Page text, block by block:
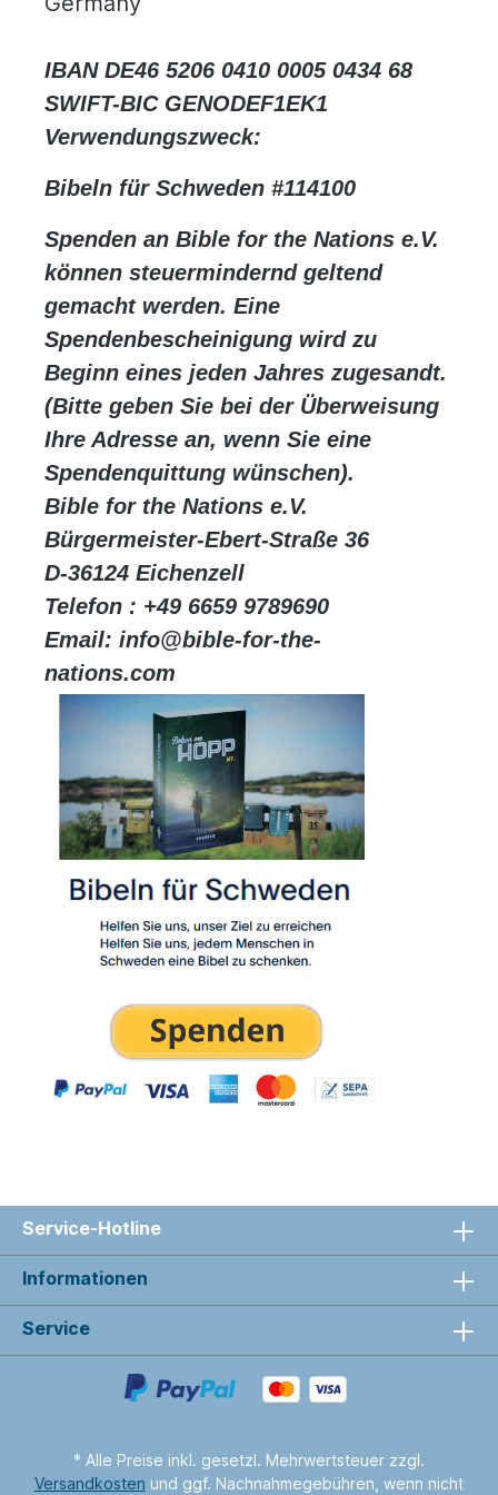
IBAN DE46 5206 0410 0005 0434 68
SWIFT-BIC GENODEF1EK1
Verwendungszweck:
Bibeln für Schweden #114100
Spenden an Bible for the Nations e.V.
können steuermindernd geltend
gemacht werden. Eine
Spendenbescheinigung wird zu
Beginn eines jeden Jahres zugesandt.
(Bitte geben Sie bei der Überweisung
Ihre Adresse an, wenn Sie eine
Spendenquittung wünschen).
Bible for the Nations e.V.
Bürgermeister-Ebert-Straße 36
D-36124 Eichenzell
Telefon : +49 6659 9789690
Email: info@bible-for-the-
nations.com
Service-Hotline
Informationen
Service
* Alle Preise inkl. gesetzl. Mehrwertsteuer zzgl.
Versandkosten und ggf. Nachnahmegebühren, wenn nicht